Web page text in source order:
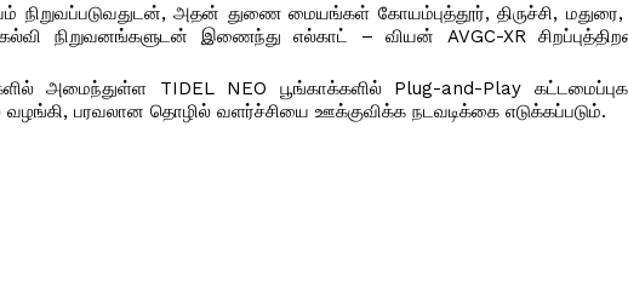
நிறுவப்படுவதுடன், அதன் துணை மையங்கள் கோயம்புத்தூர், திருச்சி, மதுரை,
நிறுவனங்களுடன் இணைந்து எல்காட் – வியன் AVGC-XR
அமைந்துள்ள TIDEL NEO பூங்காக்களில் Plug-and-Play
வழங்கி, பரவலான தொழில் வளர்ச்சியை ஊக்குவிக்க நடவடிக்கை எடுக்கப்படும்.